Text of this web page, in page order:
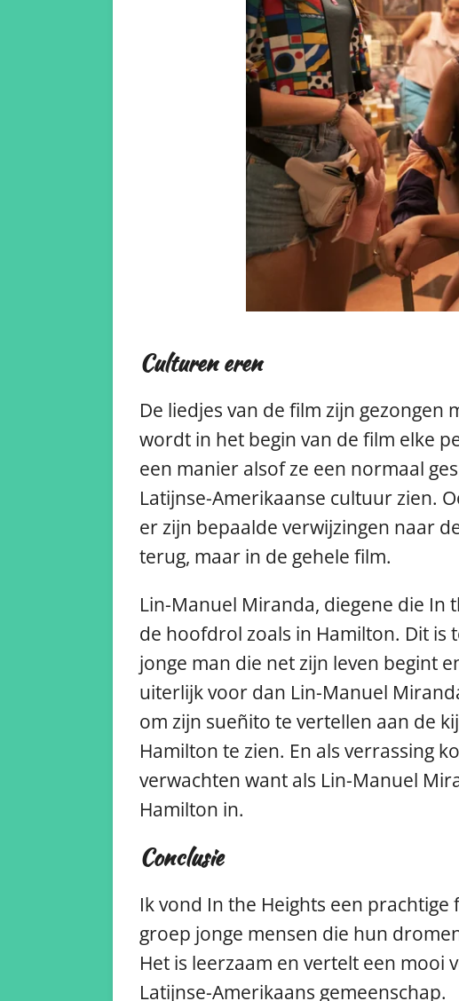
Culturen eren
De liedjes van de film zijn gezongen
wordt in het begin van de film elke
een manier alsof ze een normaal
Latijnse-Amerikaanse cultuur zien.
er zijn bepaalde verwijzingen naar
terug, maar in de gehele film.
Lin-Manuel Miranda, diegene die In
de hoofdrol zoals in Hamilton. Dit is
jonge man die net zijn leven begint
uiterlijk voor dan Lin-Manuel
om zijn sueñito te vertellen aan de
Hamilton te zien. En als verrassing
verwachten want als Lin-Manuel
Hamilton in.
Conclusie
Ik vond In the Heights een prachtige
groep jonge mensen die hun
Het is leerzaam en vertelt een mooi
Latijnse-Amerikaans gemeenschap.